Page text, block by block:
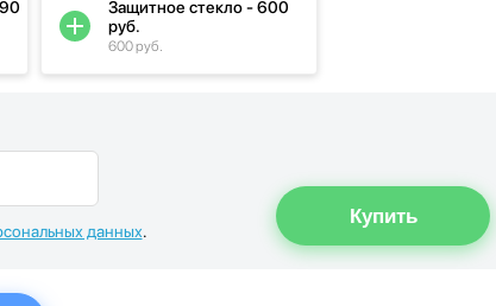
данных.
Защитное стекло - 600
руб.
600 руб.